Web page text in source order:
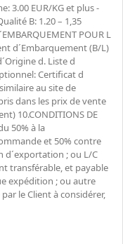
3.00 EUR/KG et plus -
B: 1.20 – 1,35
POUR L
d´Embarquement (B/L)
d. Liste d
Certificat d
au site de
dans les prix de vente
10.CONDITIONS DE
50% à la
et 50% contre
; ou L/C
transférable, et payable
expédition ; ou autre
le Client à considérer,